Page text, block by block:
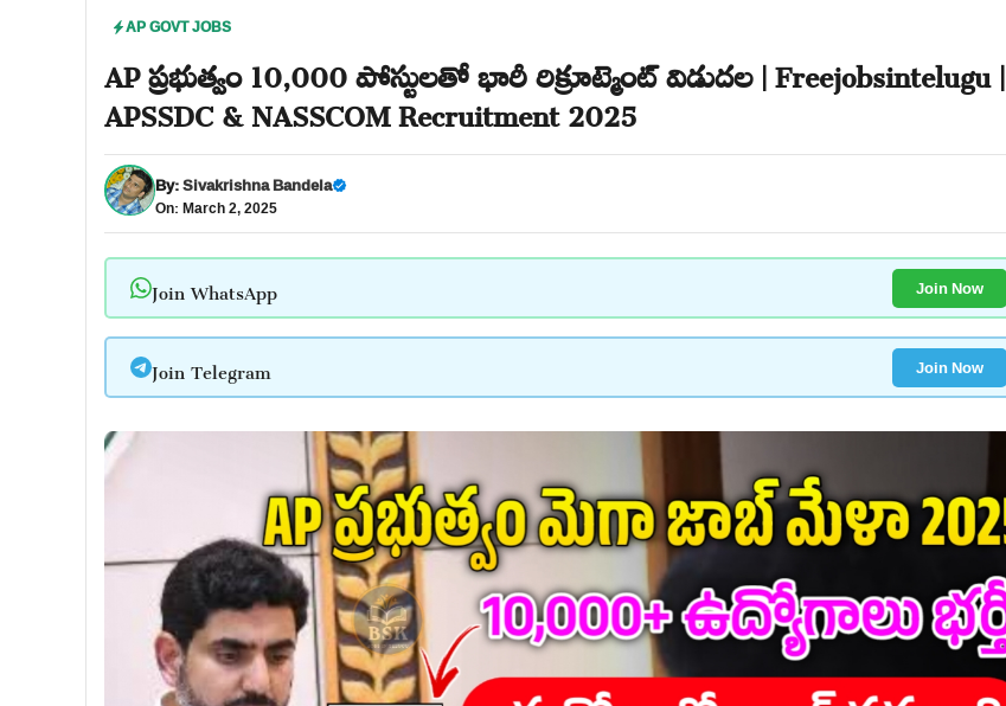
AP GOVT JOBS
AP ప్రభుత్వం 10,000 పోస్టులతో భారీ రిక్రూట్మెంట్ విడుదల | Freejobsintelugu |
APSSDC & NASSCOM Recruitment 2025
By:Sivakrishna Bandela
On: March 2, 2025
Join WhatsApp Join Now
Join Telegram Join Now